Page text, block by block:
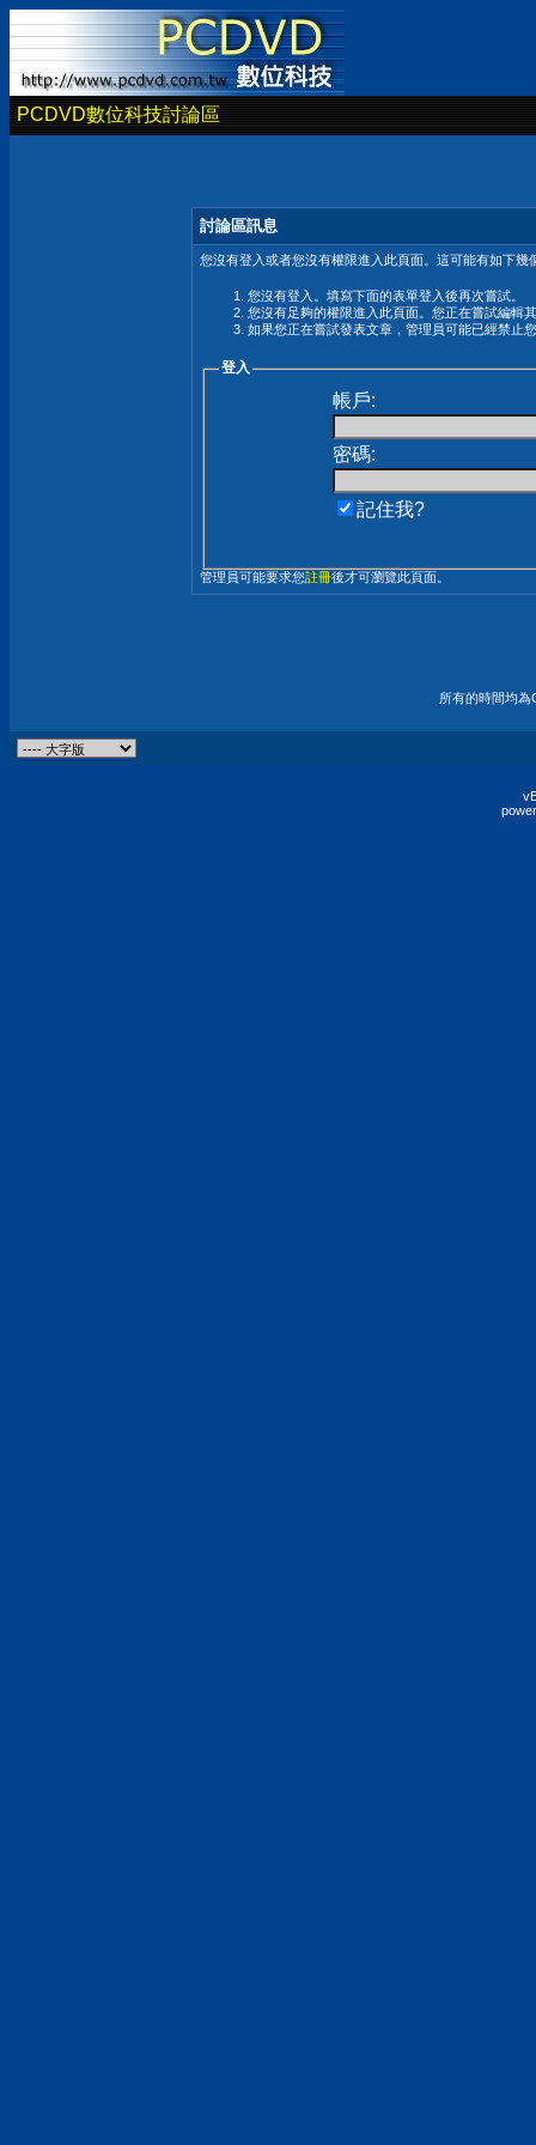
PCDVD數位科技討論區
討論區訊息
您沒有登入或者您沒有權限進入此頁面。這可能有如下幾
您沒有登入。填寫下面的表單登入後再次嘗試。
您沒有足夠的權限進入此頁面。您正在嘗試編輯
如果您正在嘗試發表文章，管理員可能已經禁止
登入
帳戶:
密碼:
記住我?
管理員可能要求您註冊後才可瀏覽此頁面。
所有的時間均為